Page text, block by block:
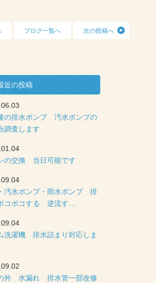
ブログ一覧へ 次の投稿へ
近の投稿
の排水ポンプ 汚水ポンプの
調査します
の交換 当日可能です
汚水ポンプ・雨水ポンプ 排
コボコする 逆流す…
洗濯機 排水詰まり対応しま
外 水漏れ 排水管一部改修